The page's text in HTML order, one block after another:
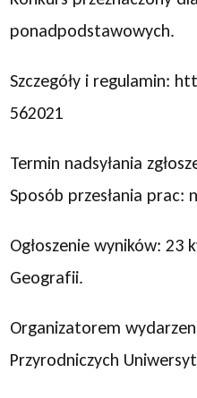
ponadpodstawowych.
Szczegóły i regulamin:
562021
Termin nadsyłania
Sposób przesłania prac:
Ogłoszenie wyników:
Geografii.
Organizatorem
Przyrodniczych